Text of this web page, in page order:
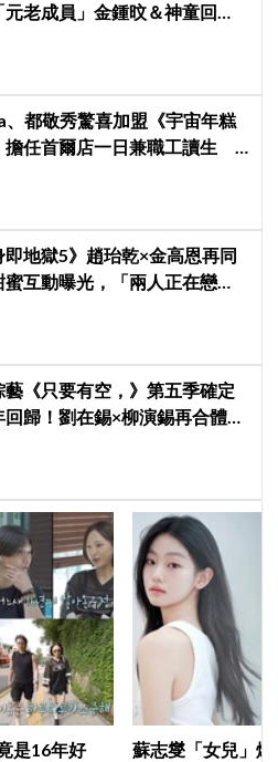
元老成員」金鍾旼＆神童回
、都敬秀驚喜加盟《宇宙年糕
擔任首爾店一日兼職工讀生
即地獄5》趙珆乾×金高恩再同
蜜互動曝光，「兩人正在戀
藝《只要有空，》第五季確定
回歸！劉在錫×柳演錫再合體，
是16年好
蘇志燮「女兒」